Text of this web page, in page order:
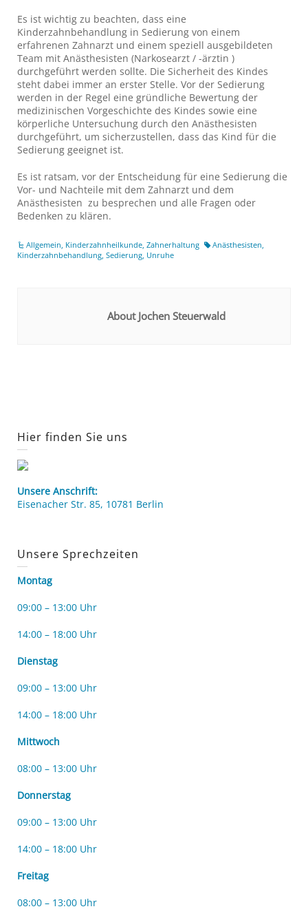
Es ist wichtig zu beachten, dass eine
Kinderzahnbehandlung in Sedierung von einem
erfahrenen Zahnarzt und einem speziell ausgebildeten
Team mit Anästhesisten (Narkosearzt / -ärztin )
durchgeführt werden sollte. Die Sicherheit des Kindes
steht dabei immer an erster Stelle. Vor der Sedierung
werden in der Regel eine gründliche Bewertung der
medizinischen Vorgeschichte des Kindes sowie eine
körperliche Untersuchung durch den Anästhesisten
durchgeführt, um sicherzustellen, dass das Kind für die
Sedierung geeignet ist.
Es ist ratsam, vor der Entscheidung für eine Sedierung die
Vor- und Nachteile mit dem Zahnarzt und dem
Anästhesisten zu besprechen und alle Fragen oder
Bedenken zu klären.
Allgemein, Kinderzahnheilkunde,Zahnerhaltung Anästhesisten,
Kinderzahnbehandlung, Sedierung, Unruhe
About Jochen Steuerwald
Hier finden Sie uns
Unsere Anschrift:
Eisenacher Str. 85, 10781 Berlin
Unsere Sprechzeiten
Montag
09:00 – 13:00 Uhr
14:00 – 18:00 Uhr
Dienstag
09:00 – 13:00 Uhr
14:00 – 18:00 Uhr
Mittwoch
08:00 – 13:00 Uhr
Donnerstag
09:00 – 13:00 Uhr
14:00 – 18:00 Uhr
Freitag
08:00 – 13:00 Uhr